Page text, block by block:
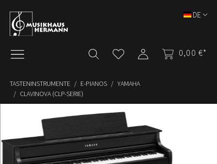
Zum Hauptinhalt springen
0,00 €*
DE
TASTENINSTRUMENTE E-PIANOS
YAMAHA
CLAVINOVA (CLP-SERIE)